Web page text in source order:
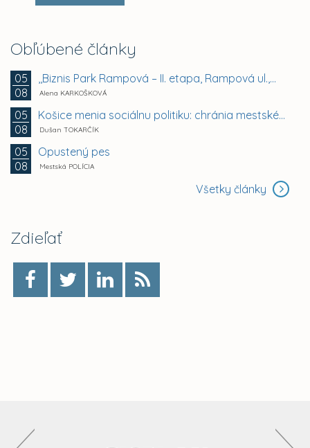
Obľúbené články
05
08
,,Biznis Park Rampová – II. etapa, Rampová ul.,...
Alena KARKOŠKOVÁ
05
08
Košice menia sociálnu politiku: chránia mestské byty...
Dušan TOKARČÍK
05
08
Opustený pes
Mestská POLÍCIA
Všetky články
Zdieľať